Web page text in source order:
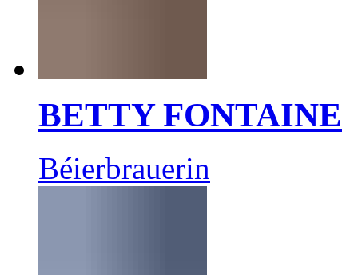
BETTY FONTAINE
Béierbrauerin